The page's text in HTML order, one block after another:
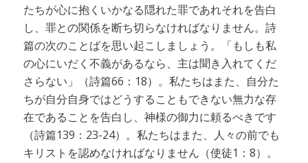
たちが心に抱くいかなる隠れた罪であれそれを告白
し、罪との関係を断ち切らなければなりません。詩
篇の次のことばを思い起こしましょう。「もしも私
の心にいだく不義があるなら、主は聞き入れてくだ
さらない」（詩篇66：18）。私たちはまた、自分た
ちが自分自身ではどうすることもできない無力な存
在であることを告白し、神様の御力に頼るべきです
（詩篇139：23-24）。私たちはまた、人々の前でも
キリストを認めなければなりません（使徒1：8）。